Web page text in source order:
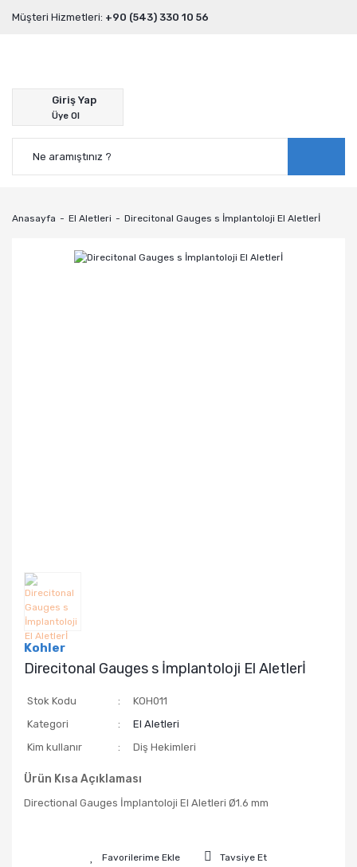
Müşteri Hizmetleri: +90 (543) 330 10 56
Giriş Yap
Üye Ol
Anasayfa El Aletleri Direcitonal Gauges s İmplantoloji El Aletlerİ
Kohler
Direcitonal Gauges s İmplantoloji El Aletlerİ
Stok Kodu
KOH011
Kategori
El Aletleri
Kim kullanır
Diş Hekimleri
Ürün Kısa Açıklaması
Directional Gauges İmplantoloji El Aletleri Ø1.6 mm
Tavsiye Et